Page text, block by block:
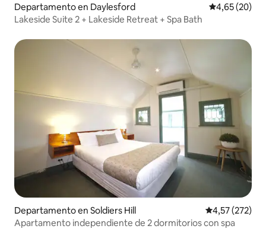
Departamento en Daylesford Calificación
4,65 (20)
Lakeside Suite 2 + Lakeside Retreat + Spa Bath
Departamento en Soldiers Hill Calificación
4,57 (272)
Apartamento independiente de 2 dormitorios con spa